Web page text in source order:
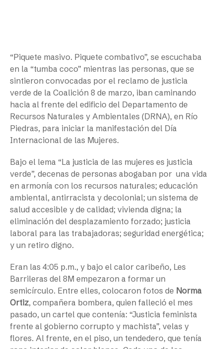
“Piquete masivo. Piquete combativo”, se escuchaba
en la “tumba coco” mientras las personas, que se
sintieron convocadas por el reclamo de justicia
verde de la Coalición 8 de marzo, iban caminando
hacia al frente del edificio del Departamento de
Recursos Naturales y Ambientales (DRNA), en Río
Piedras, para iniciar la manifestación del Día
Internacional de las Mujeres.
Bajo el lema “La justicia de las mujeres es justicia
verde”, decenas de personas abogaban por una vida
en armonía con los recursos naturales; educación
ambiental, antirracista y decolonial; un sistema de
salud accesible y de calidad; vivienda digna; la
eliminación del desplazamiento forzado; justicia
laboral para las trabajadoras; seguridad energética;
y un retiro digno.
Eran las 4:05 p.m., y bajo el calor caribeño, Les
Barrileras del 8M empezaron a formar un
semicírculo. Entre elles, colocaron fotos de Norma
Ortiz, compañera bombera, quien falleció el mes
pasado, un cartel que contenía: “Justicia feminista
frente al gobierno corrupto y machista”, velas y
flores. Al frente, en el piso, un tendedero, que tenía